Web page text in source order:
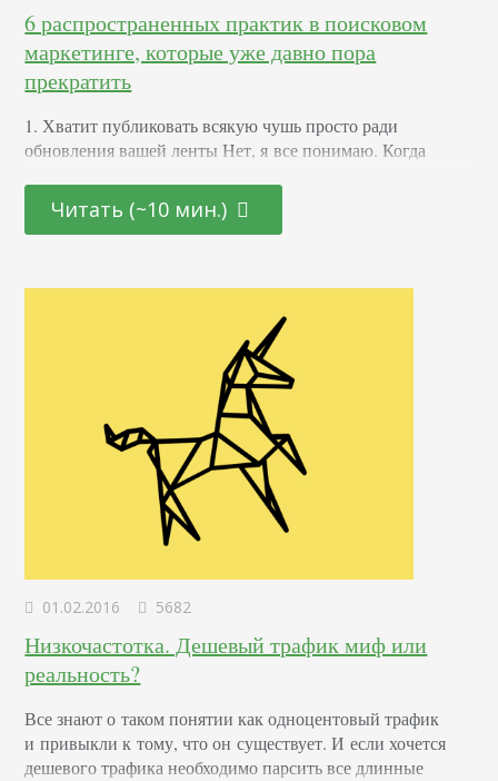
6 распространенных практик в поисковом
маркетинге, которые уже давно пора
прекратить
1. Хватит публиковать всякую чушь просто ради
обновления вашей ленты Нет, я все понимаю. Когда
страницу блога и видите, что в течение нескольких
недель или даже месяцев *глубокий вздох разочарования*
шепчет вам на ушко: «Эй, приятель, если ты ничего
не напишешь в ближайшее время,…
Читать (~10 мин.)
01.02.2016 5682
Низкочастотка. Дешевый трафик миф или
реальность?
Все знают о таком понятии как одноцентовый трафик
и привыкли к тому, что он существует. И если хочется
дешевого трафика необходимо парсить все длинные